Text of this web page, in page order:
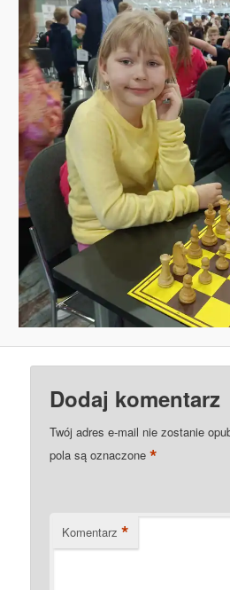
Dodaj komentarz
Twój adres e-mail nie zostanie
pola są oznaczone*
Komentarz *